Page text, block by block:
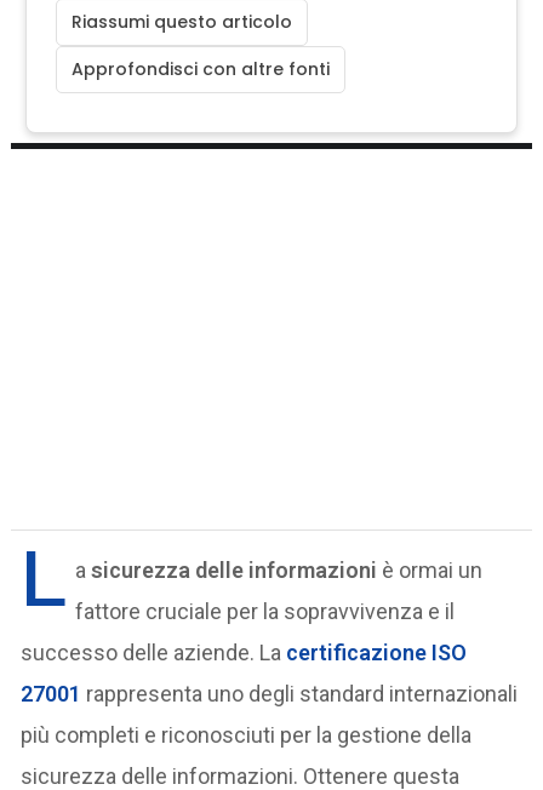
Riassumi questo articolo
Approfondisci con altre fonti
L asicurezza delle informazioni è ormai un
fattore cruciale per la sopravvivenza e il
successo delle aziende. La certificazione ISO
27001 rappresenta uno degli standard internazionali
più completi e riconosciuti per la gestione della
sicurezza delle informazioni. Ottenere questa